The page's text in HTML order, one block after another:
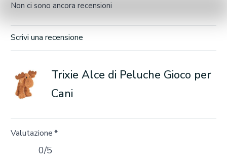
Non ci sono ancora recensioni
Scrivi una recensione
Trixie Alce di Peluche Gioco per
Cani
Valutazione*
0/5